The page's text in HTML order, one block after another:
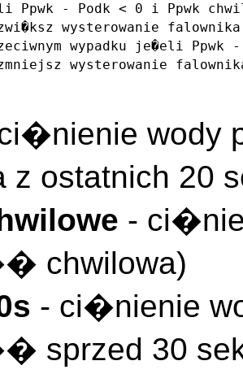
- Podk < 0 i Ppwk
wysterowanie falownika
wypadku je�eli Ppwk
wysterowanie falownika
wody
ostatnich 20
-
chwilowa)
- ci�nienie
sprzed 30